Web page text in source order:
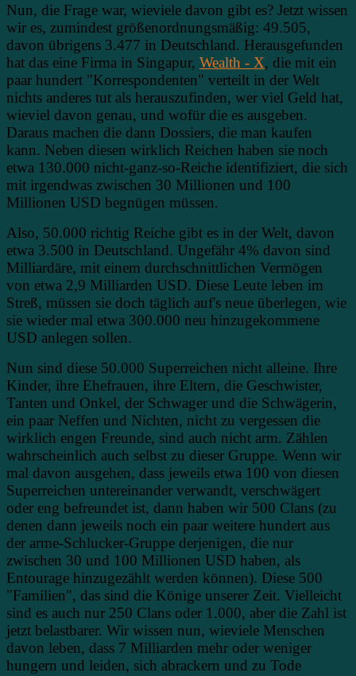
Nun, die Frage war, wieviele davon gibt es? Jetzt wissen
wir es, zumindest größenordnungsmäßig: 49.505,
davon übrigens 3.477 in Deutschland. Herausgefunden
hat das eine Firma in Singapur, Wealth - X, die mit ein
paar hundert "Korrespondenten" verteilt in der Welt
nichts anderes tut als herauszufinden, wer viel Geld hat,
wieviel davon genau, und wofür die es ausgeben.
Daraus machen die dann Dossiers, die man kaufen
kann. Neben diesen wirklich Reichen haben sie noch
etwa 130.000 nicht-ganz-so-Reiche identifiziert, die sich
mit irgendwas zwischen 30 Millionen und 100
Millionen USD begnügen müssen.
Also, 50.000 richtig Reiche gibt es in der Welt, davon
etwa 3.500 in Deutschland. Ungefähr 4% davon sind
Milliardäre, mit einem durchschnittlichen Vermögen
von etwa 2,9 Milliarden USD. Diese Leute leben im
Streß, müssen sie doch täglich auf's neue überlegen, wie
sie wieder mal etwa 300.000 neu hinzugekommene
USD anlegen sollen.
Nun sind diese 50.000 Superreichen nicht alleine. Ihre
Kinder, ihre Ehefrauen, ihre Eltern, die Geschwister,
Tanten und Onkel, der Schwager und die Schwägerin,
ein paar Neffen und Nichten, nicht zu vergessen die
wirklich engen Freunde, sind auch nicht arm. Zählen
wahrscheinlich auch selbst zu dieser Gruppe. Wenn wir
mal davon ausgehen, dass jeweils etwa 100 von diesen
Superreichen untereinander verwandt, verschwägert
oder eng befreundet ist, dann haben wir 500 Clans (zu
denen dann jeweils noch ein paar weitere hundert aus
der arme-Schlucker-Gruppe derjenigen, die nur
zwischen 30 und 100 Millionen USD haben, als
Entourage hinzugezählt werden können). Diese 500
"Familien", das sind die Könige unserer Zeit. Vielleicht
sind es auch nur 250 Clans oder 1.000, aber die Zahl ist
jetzt belastbarer. Wir wissen nun, wieviele Menschen
davon leben, dass 7 Milliarden mehr oder weniger
hungern und leiden, sich abrackern und zu Tode